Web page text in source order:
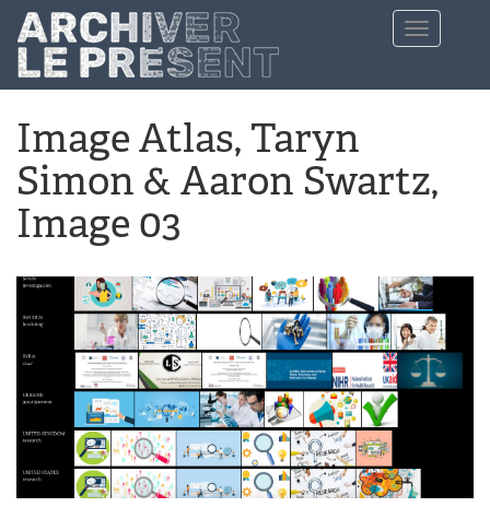
Aller au contenu principal
Toggle
navigation
Image Atlas, Taryn
Simon & Aaron Swartz,
Image 03